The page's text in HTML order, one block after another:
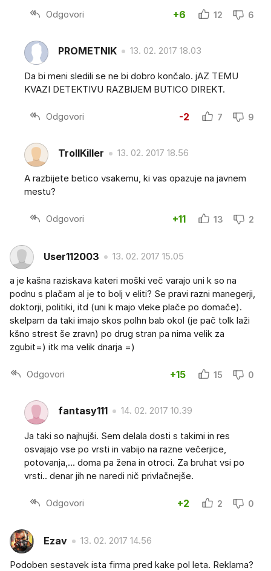
Odgovori +6 12 6
PROMETNIK 13. 02. 2017 18.03
Da bi meni sledili se ne bi dobro končalo. jAZ TEMU
KVAZI DETEKTIVU RAZBIJEM BUTICO DIREKT.
Odgovori -2 7 9
TrollKiller 13. 02. 2017 18.56
A razbijete betico vsakemu, ki vas opazuje na javnem
mestu?
Odgovori +11 13 2
User112003 13. 02. 2017 15.05
a je kašna raziskava kateri moški več varajo uni k so na
podnu s plačam al je to bolj v eliti? Se pravi razni manegerji,
doktorji, politiki, itd (uni k majo vleke plače po domače).
skelpam da taki imajo skos polhn bab okol (je pač tolk laži
kšno strest še zravn) po drug stran pa nima velik za
zgubit=) itk ma velik dnarja =)
Odgovori +15 15 0
fantasy111 14. 02. 2017 10.39
Ja taki so najhujši. Sem delala dosti s takimi in res
osvajajo vse po vrsti in vabijo na razne večerjice,
potovanja,... doma pa žena in otroci. Za bruhat vsi po
vrsti.. denar jih ne naredi nič privlačnejše.
Odgovori +2 2 0
Ezav 13. 02. 2017 14.56
Podoben sestavek ista firma pred kake pol leta. Reklama?